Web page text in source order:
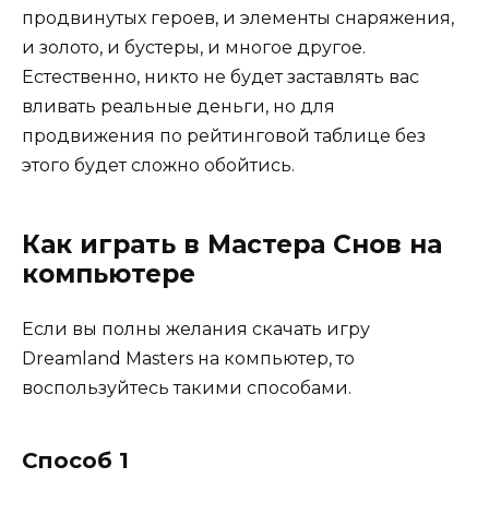
продвинутых героев, и элементы снаряжения,
и золото, и бустеры, и многое другое.
Естественно, никто не будет заставлять вас
вливать реальные деньги, но для
продвижения по рейтинговой таблице без
этого будет сложно обойтись.
Как играть в Мастера Снов на
компьютере
Если вы полны желания скачать игру
Dreamland Masters на компьютер, то
воспользуйтесь такими способами.
Способ 1